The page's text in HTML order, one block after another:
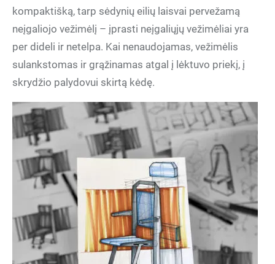
kompaktišką, tarp sėdynių eilių laisvai pervežamą
neįgaliojo vežimėlį – įprasti neįgaliųjų vežimėliai yra
per dideli ir netelpa. Kai nenaudojamas, vežimėlis
sulankstomas ir grąžinamas atgal į lėktuvo priekį, į
skrydžio palydovui skirtą kėdę.